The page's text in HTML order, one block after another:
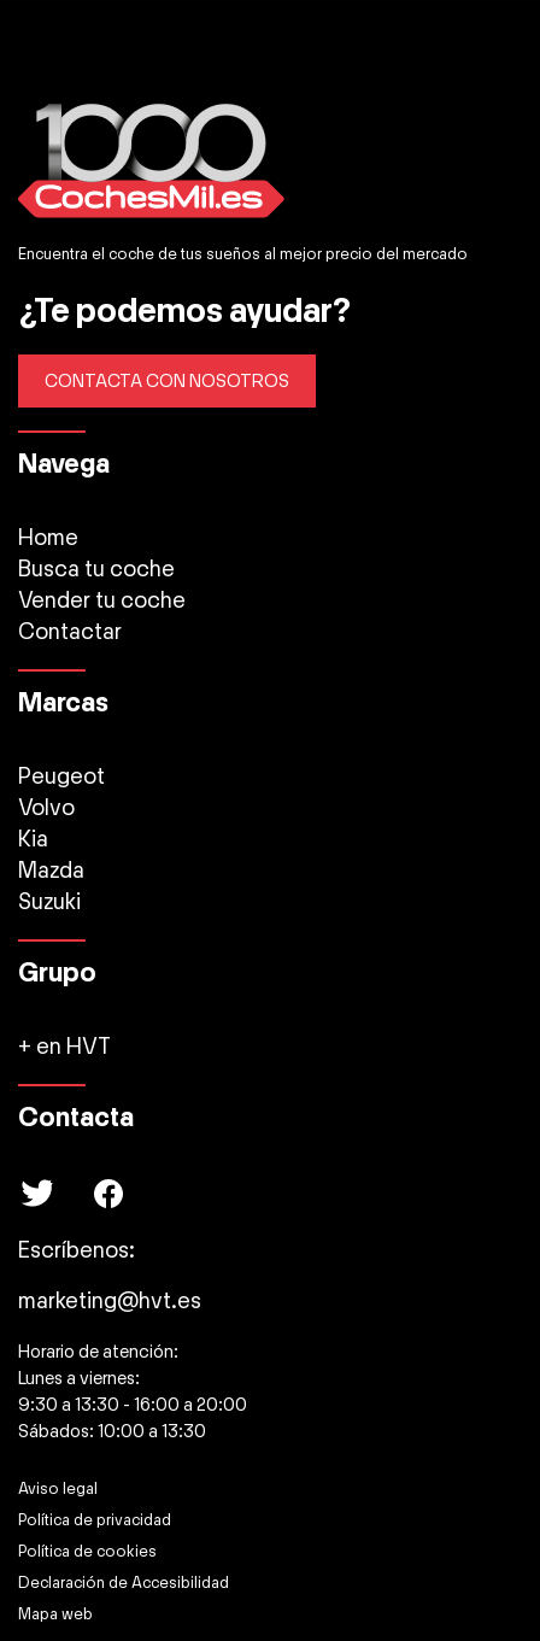
Encuentra el coche de tus sueños al mejor precio del mercado
¿Te podemos ayudar?
CONTACTA CON NOSOTROS
Navega
Home
Busca tu coche
Vender tu coche
Contactar
Marcas
Peugeot
Volvo
Kia
Mazda
Suzuki
Grupo
+ en HVT
Contacta
Escríbenos:
marketing@hvt.es
Horario de atención:
Lunes a viernes:
9:30 a 13:30 - 16:00 a 20:00
Sábados: 10:00 a 13:30
Aviso legal
Política de privacidad
Política de cookies
Declaración de Accesibilidad
Mapa web